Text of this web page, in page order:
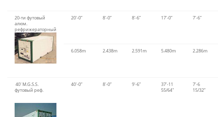
20-ти футовый
алюм.
рефрижераторный
20′-0” 8′-0” 8′-6” 17′-0” 7′-6”
6.058m 2.438m 2.591m 5.480m 2.286m
40′ M.G.S.S.
футовый реф.
40′-0” 8′-0” 9′-6”
37′-11
55/64″
7′-6
15/32”